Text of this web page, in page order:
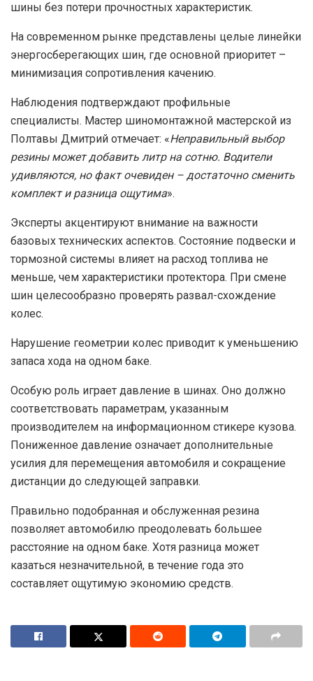
шины без потери прочностных характеристик.
На современном рынке представлены целые линейки
энергосберегающих шин, где основной приоритет –
минимизация сопротивления качению.
Наблюдения подтверждают профильные
специалисты. Мастер шиномонтажной мастерской из
Полтавы Дмитрий отмечает: «Неправильный выбор
резины может добавить литр на сотню. Водители
удивляются, но факт очевиден – достаточно сменить
комплект и разница ощутима».
Эксперты акцентируют внимание на важности
базовых технических аспектов. Состояние подвески и
тормозной системы влияет на расход топлива не
меньше, чем характеристики протектора. При смене
шин целесообразно проверять развал-схождение
колес.
Нарушение геометрии колес приводит к уменьшению
запаса хода на одном баке.
Особую роль играет давление в шинах. Оно должно
соответствовать параметрам, указанным
производителем на информационном стикере кузова.
Пониженное давление означает дополнительные
усилия для перемещения автомобиля и сокращение
дистанции до следующей заправки.
Правильно подобранная и обслуженная резина
позволяет автомобилю преодолевать большее
расстояние на одном баке. Хотя разница может
казаться незначительной, в течение года это
составляет ощутимую экономию средств.